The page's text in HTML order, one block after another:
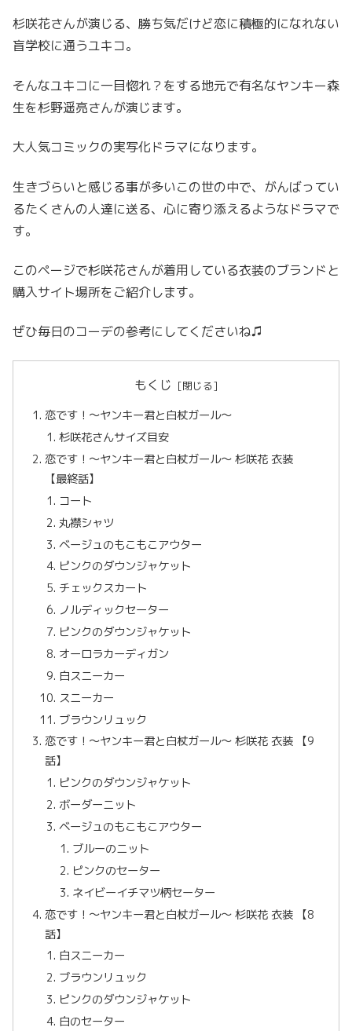
杉咲花さんが演じる、 勝ち気だけど恋に積極的になれない
盲学校に通うユキコ。
そんなユキコに一目惚れ？をする地元で有名なヤンキー森
生を杉野遥亮さんが演じます。
大人気コミックの実写化ドラマになります。
生きづらいと感じる事が多いこの世の中で、がんばってい
るたくさんの人達に送る、心に寄り添えるようなドラマで
す。
このページで杉咲花さんが着用している衣装のブランドと
購入サイト場所をご紹介します。
ぜひ毎日のコーデの参考にしてくださいね♫
もくじ
恋です！〜ヤンキー君と白杖ガール〜
杉咲花さんサイズ目安
恋です！〜ヤンキー君と白杖ガール〜 杉咲花 衣装
【最終話】
コート
丸襟シャツ
ベージュのもこもこアウター
ピンクのダウンジャケット
チェックスカート
ノルディックセーター
ピンクのダウンジャケット
オーロラカーディガン
白スニーカー
スニーカー
ブラウンリュック
恋です！〜ヤンキー君と白杖ガール〜 杉咲花 衣装 【9
話】
ピンクのダウンジャケット
ボーダーニット
ベージュのもこもこアウター
ブルーのニット
ピンクのセーター
ネイビーイチマツ柄セーター
恋です！〜ヤンキー君と白杖ガール〜 杉咲花 衣装 【8
話】
白スニーカー
ブラウンリュック
ピンクのダウンジャケット
白のセーター